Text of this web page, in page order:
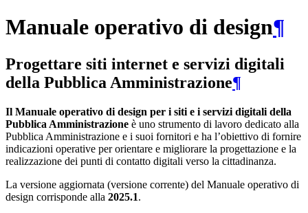
Manuale operativo di design¶
Progettare siti internet e servizi digitali
della Pubblica Amministrazione¶
Il Manuale operativo di design per i siti e i servizi digitali della
Pubblica Amministrazione è uno strumento di lavoro dedicato alla
Pubblica Amministrazione e i suoi fornitori e ha l’obiettivo di fornire
indicazioni operative per orientare e migliorare la progettazione e la
realizzazione dei punti di contatto digitali verso la cittadinanza.
La versione aggiornata (versione corrente) del Manuale operativo di
design corrisponde alla 2025.1.